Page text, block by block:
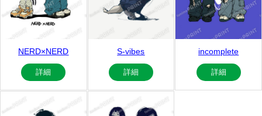
NERD×NERD
詳細
S-vibes
詳細
incomplete
詳細